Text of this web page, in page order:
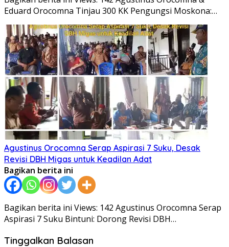
Eduard Orocomna Tinjau 300 KK Pengungsi Moskona:…
Agustinus Orocomna Serap Aspirasi 7 Suku, Desak
Revisi DBH Migas untuk Keadilan Adat
Bagikan berita ini
Bagikan berita ini Views: 142 Agustinus Orocomna Serap
Aspirasi 7 Suku Bintuni: Dorong Revisi DBH…
Tinggalkan Balasan